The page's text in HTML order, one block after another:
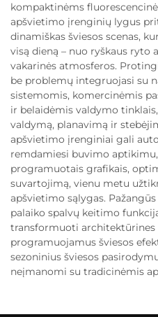
kompaktinėms
apšvietimo įrenginių lygus
dinamiškas šviesos scenas,
visą dieną – nuo ryškaus ryto
vakarinės atmosferos.
be problemų integruojasi su
sistemomis, komercinėmis
ir belaidėmis valdymo
valdymą, planavimą ir
apšvietimo įrenginiai gali
remdamiesi buvimo
programuotais grafikais,
suvartojimą, vienu metu
apšvietimo sąlygas.
palaiko spalvų keitimo
transformuoti architektūrines
programuojamus šviesos
sezoninius šviesos
neįmanomi su tradicinėmis